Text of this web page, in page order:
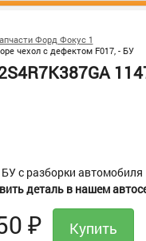
Форд Фокус 1
чехол с дефектом F017, - БУ
с разборки автомобиля
деталь в нашем
₽